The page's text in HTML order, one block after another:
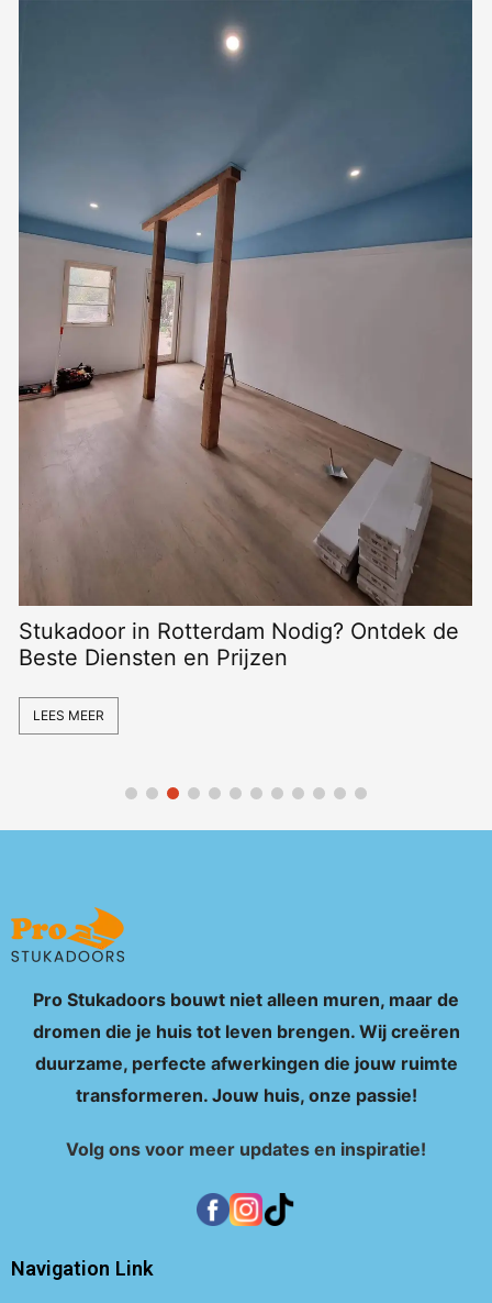
de
Pleisterwerk: Een Complete Gids voor
Beginners
Pro Stukadoors bouwt niet alleen muren, maar de
dromen die je huis tot leven brengen. Wij creëren
duurzame, perfecte afwerkingen die jouw ruimte
transformeren. Jouw huis, onze passie!
Volg ons voor meer updates en inspiratie!
Navigation Link